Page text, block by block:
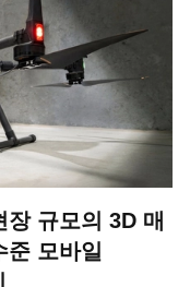
규모의 3D 매
준 모바일